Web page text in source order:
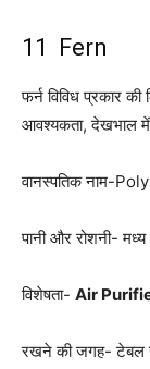
11 Fern
फर्न विविध प्रकार
आवश्यकता, देखभाल
वानस्पतिक नाम-
पानी और रोशनी- मध्य
विशेषता- Air
रखने की जगह- टेबल